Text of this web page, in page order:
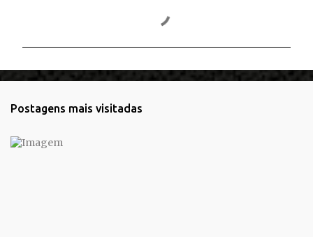
n
r
Postagens mais visitadas